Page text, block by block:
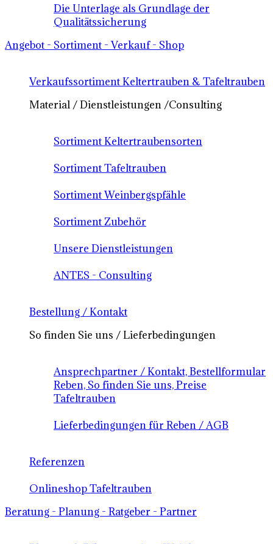
Die Unterlage als Grundlage der
Qualitätssicherung
Angebot - Sortiment - Verkauf - Shop
Verkaufssortiment Keltertrauben & Tafeltrauben
Material / Dienstleistungen /Consulting
Sortiment Keltertraubensorten
Sortiment Tafeltrauben
Sortiment Weinbergspfähle
Sortiment Zubehör
Unsere Dienstleistungen
ANTES - Consulting
Bestellung / Kontakt
So finden Sie uns / Lieferbedingungen
Ansprechpartner / Kontakt, Bestellformular
Reben, So finden Sie uns, Preise
Tafeltrauben
Lieferbedingungen für Reben / AGB
Referenzen
Onlineshop Tafeltrauben
Beratung - Planung - Ratgeber - Partner